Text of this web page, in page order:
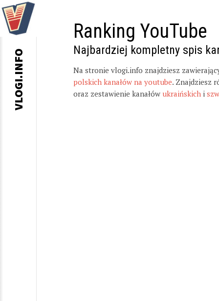
Ranking YouTube
Najbardziej kompletny spis
Na stronie vlogi.info znajdziesz
polskich kanałów na youtube. Znajdziesz
oraz zestawienie kanałów ukraińskich i
VLOGI.INFO